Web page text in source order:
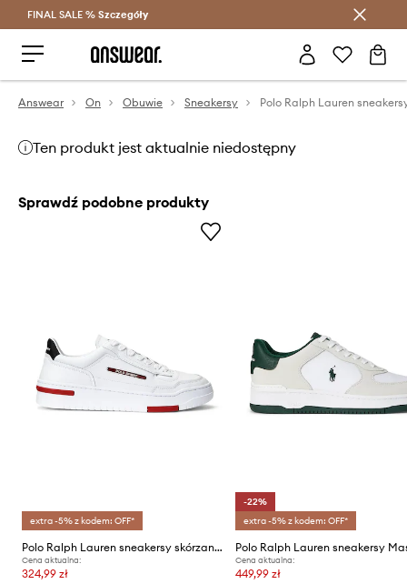
Oszczędzaj z Answear Club >
FINAL SALE % Szczegóły
Answear On Obuwie Sneakersy
Ten produkt jest aktualnie niedostępny
Sprawdź podobne produkty
extra -5% z kodem: OFF*
Polo Ralph Lauren sneakersy skórzane Ps 300
Cena aktualna:
324,99 zł
-22%
extra -5% z kodem: OFF*
Cena aktualna:
449,99 zł